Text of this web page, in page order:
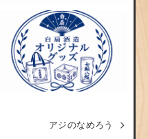
アジのなめろう